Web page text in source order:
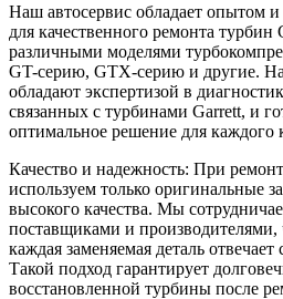
Наш автосервис обладает опытом
для качественного ремонта
различными моделями
GT-серию, GTX-серию и другие.
обладают экспертизой в
связанных с турбинами Garrett, и
оптимальное решение для каждого
Качество и надежность: При
используем только оригинальные
высокого качества. Мы
поставщиками и производителями,
каждая заменяемая деталь
Такой подход гарантирует
восстановленной турбины после